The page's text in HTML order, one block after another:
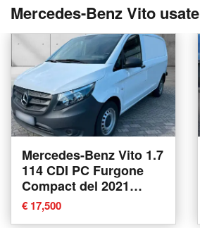
Mercedes-Benz Vito usate
Mercedes-Benz Vito 1.7
114 CDI PC Furgone
Compact del 2021
usata
€ 17,500